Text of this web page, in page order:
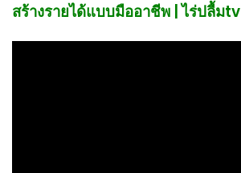
สร้างรายได้แบบมืออาชีพ | ไร่ปลื้มtv